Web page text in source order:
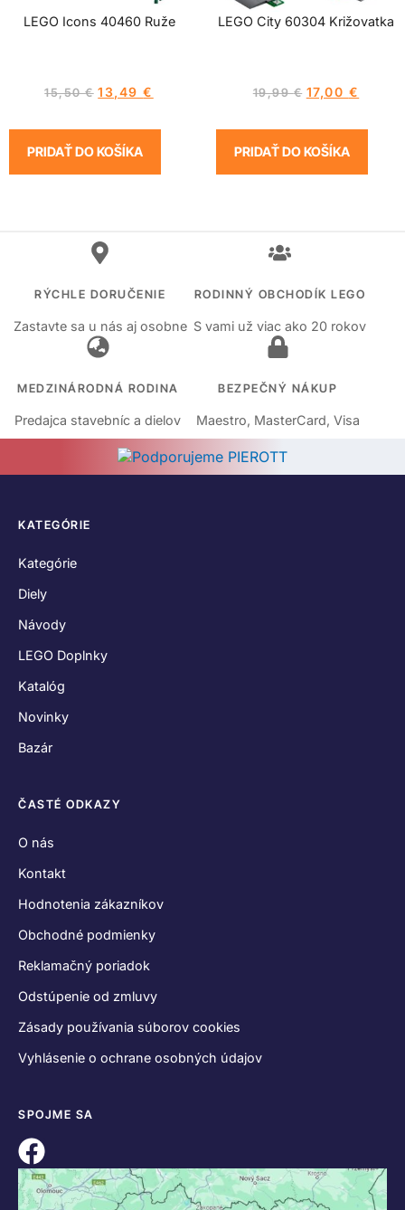
LEGO Icons 40460 Ruže
15,50€ 13,49€
PRIDAŤ DO KOŠÍKA
LEGO City 60304 Križovatka
19,99€ 17,00 €
PRIDAŤ DO KOŠÍKA
RÝCHLE DORUČENIE
Zastavte sa u nás aj osobne
RODINNÝ OBCHODÍK LEGO
S vami už viac ako 20 rokov
MEDZINÁRODNÁ RODINA
Predajca stavebníc a dielov
BEZPEČNÝ NÁKUP
Maestro, MasterCard, Visa
KATEGÓRIE
Kategórie
Diely
Návody
LEGO Doplnky
Katalóg
Novinky
Bazár
ČASTÉ ODKAZY
O nás
Kontakt
Hodnotenia zákazníkov
Obchodné podmienky
Reklamačný poriadok
Odstúpenie od zmluvy
Zásady používania súborov cookies
Vyhlásenie o ochrane osobných údajov
SPOJME SA